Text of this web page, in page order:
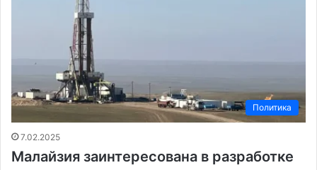
Политика
7.02.2025
Малайзия заинтересована в разработке